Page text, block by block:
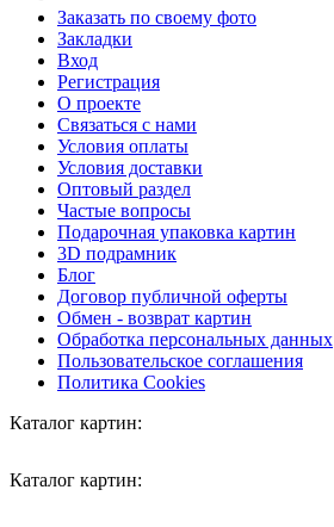
Заказать по своему фото
Закладки
Вход
Регистрация
О проекте
Связаться с нами
Условия оплаты
Условия доставки
Оптовый раздел
Частые вопросы
Подарочная упаковка картин
3D подрамник
Блог
Договор публичной оферты
Обмен - возврат картин
Обработка персональных данных
Пользовательское соглашения
Политика Cookies
Каталог картин:
Каталог картин: